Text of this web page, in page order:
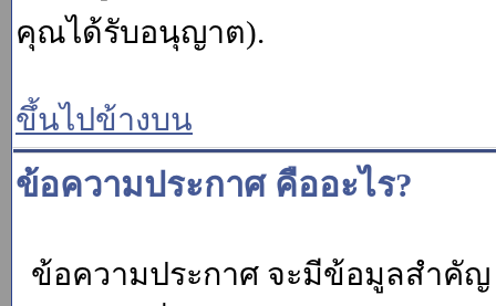
คุณได้รับอนุญาต).
ขึ้นไปข้างบน
ข้อความประกาศ คืออะไร?
ข้อความประกาศ จะมีข้อมูลสำคั